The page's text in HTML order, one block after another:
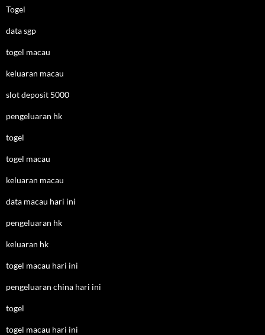
Togel
data sgp
togel macau
keluaran macau
slot deposit 5000
pengeluaran hk
togel
togel macau
keluaran macau
data macau hari ini
pengeluaran hk
keluaran hk
togel macau hari ini
pengeluaran china hari ini
togel
togel macau hari ini